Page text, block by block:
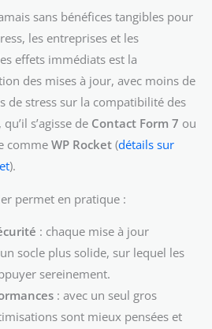
sans bénéfices tangibles pour
les entreprises et les
effets immédiats est la
des mises à jour, avec moins de
de stress sur la compatibilité des
s’agisse de Contact Form 7 ou
comme WP Rocket (détails sur
).
permet en pratique :
: chaque mise à jour
socle plus solide, sur lequel les
sereinement.
: avec un seul gros
sont mieux pensées et